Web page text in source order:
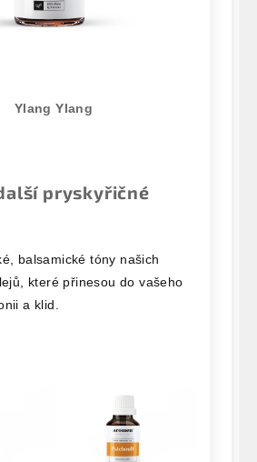
Ylang Ylang
pryskyřičné
balsamické tóny našich
které přinesou do vašeho
a klid.